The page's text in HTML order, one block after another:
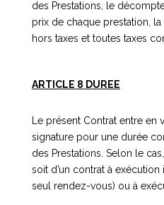
des Prestations, le
prix de chaque prestation,
hors taxes et toutes taxes
ARTICLE 8 DUREE
Le présent Contrat entre
signature pour une durée
des Prestations. Selon le
soit d’un contrat à exécution
seul rendez-vous) ou à